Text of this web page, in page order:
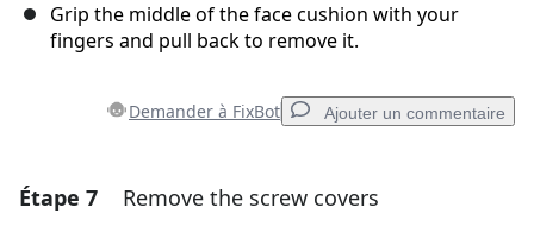
Grip the middle of the face cushion with your
fingers and pull back to remove it.
Demander à FixBot Ajouter un commentaire
Ajouter un commentaire
Étape 7 Remove the screw covers